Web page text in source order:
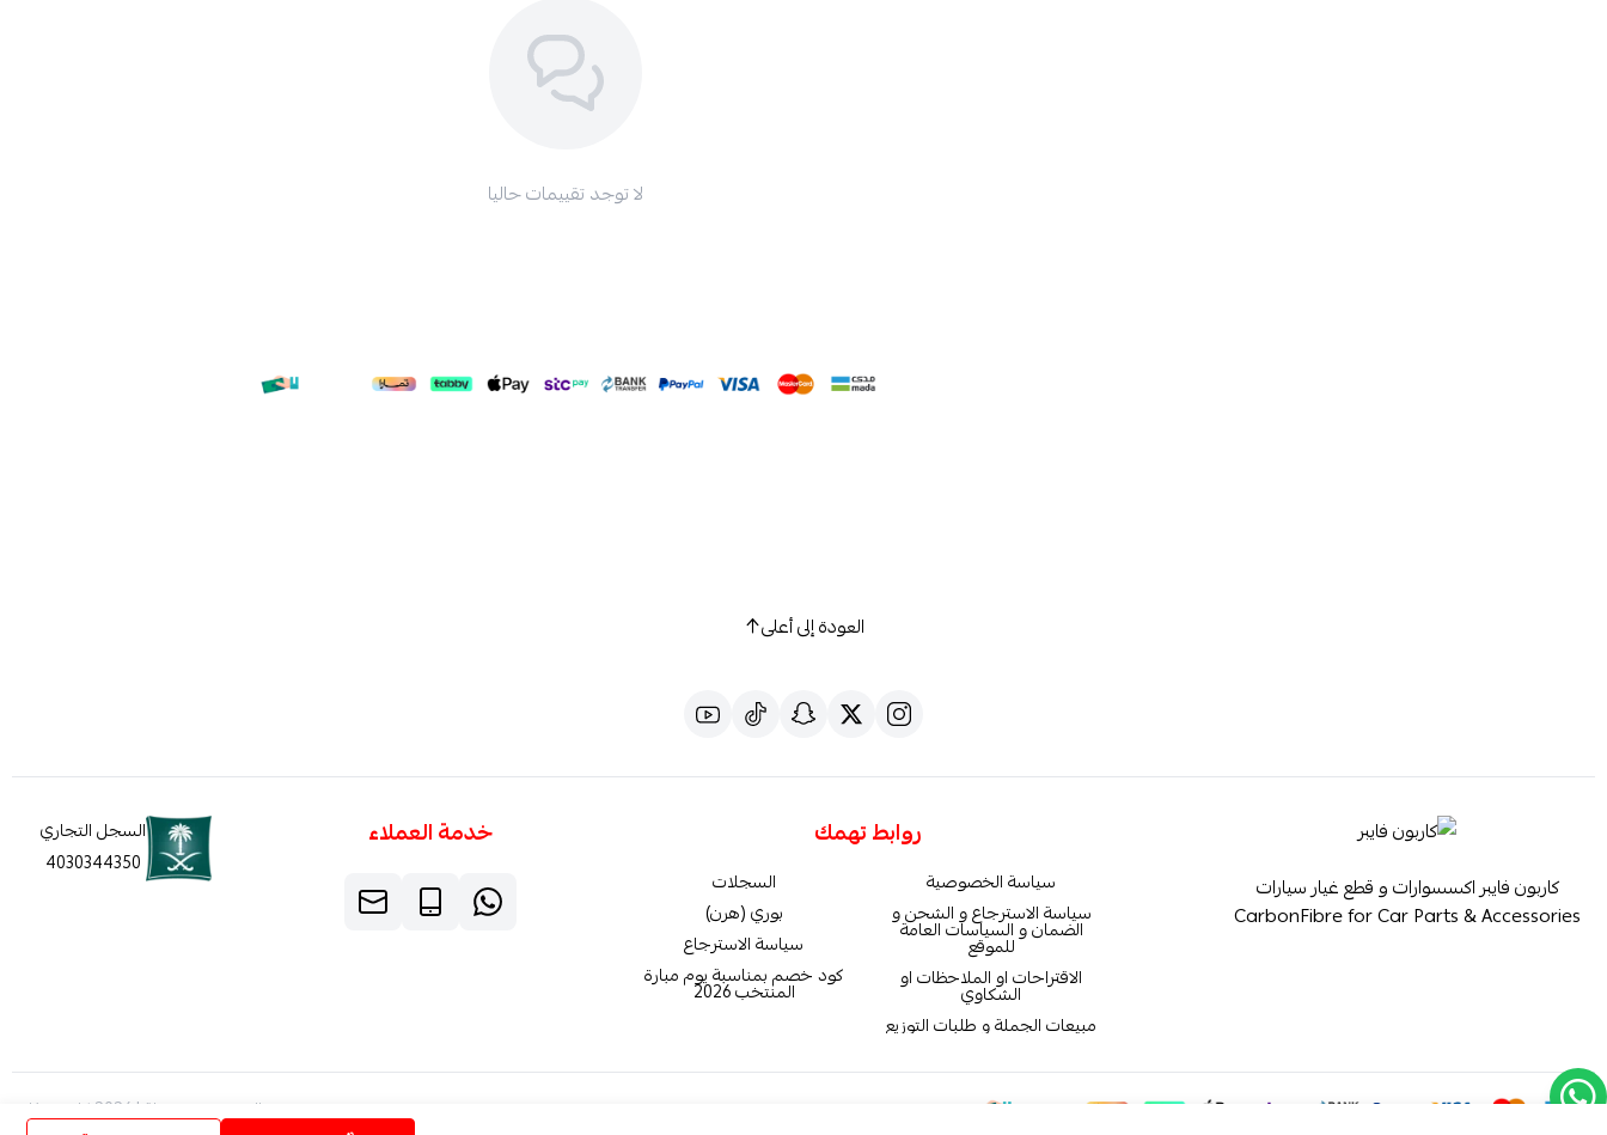
لا توجد تقييمات حاليا
العودة إلى أعلى
كاربون فايبر اكسسوارات و قطع غيار سيارات
CarbonFibre for Car Parts & Accessories
روابط تهمك
سياسة الخصوصية
سياسة الاسترجاع و الشحن و
الضمان و السياسات العامة
للموقع
الاقتراحات او الملاحظات او
الشكاوي
مبيعات الجملة و طلبات التوزيع
السجلات
بوري (هرن)
سياسة الاسترجاع
كود خصم بمناسبة يوم مبارة
المنتخب 2026
خدمة العملاء
السجل التجاري
4030344350
الحقوق محفوظة | 2026 كاربون فايبر